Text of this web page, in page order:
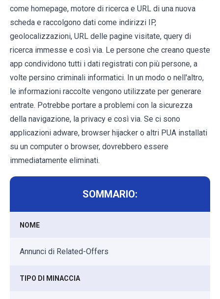
come homepage, motore di ricerca e URL di una nuova
scheda e raccolgono dati come indirizzi IP,
geolocalizzazioni, URL delle pagine visitate, query di
ricerca immesse e così via. Le persone che creano queste
app condividono tutti i dati registrati con più persone, a
volte persino criminali informatici. In un modo o nell'altro,
le informazioni raccolte vengono utilizzate per generare
entrate. Potrebbe portare a problemi con la sicurezza
della navigazione, la privacy e così via. Se ci sono
applicazioni adware, browser hijacker o altri PUA installati
su un computer o browser, dovrebbero essere
immediatamente eliminati.
SOMMARIO:
NOME
Annunci di Related-Offers
TIPO DI MINACCIA